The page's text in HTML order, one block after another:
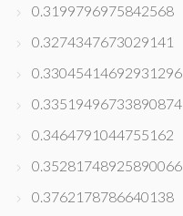
0.3199796975842568
0.3274347673029141
0.33045414692931296
0.33519496733890874
0.3464791044755162
0.35281748925890066
0.3762178786640138